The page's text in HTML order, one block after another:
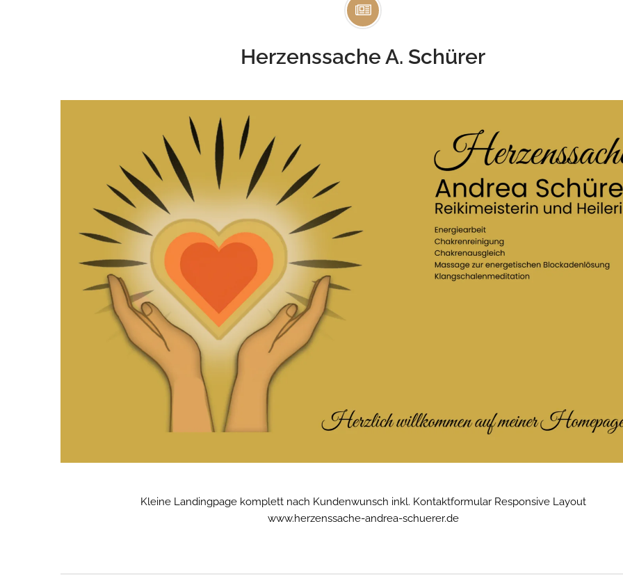
Herzenssache A. Schürer
Kleine Landingpage komplett nach Kundenwunsch inkl. Kontaktformular Responsive Layout
www.herzenssache-andrea-schuerer.de